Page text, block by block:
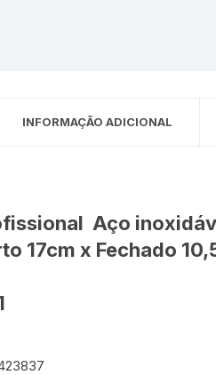
INFORMAÇÃO ADICIONAL
Aço
17cm x Fechado